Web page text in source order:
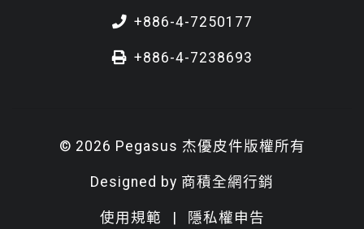
+886-4-7250177
+886-4-7238693
© 2026 Pegasus 杰優皮件版權所有
Designed by 商積全網行銷
使用規範 | 隱私權申告